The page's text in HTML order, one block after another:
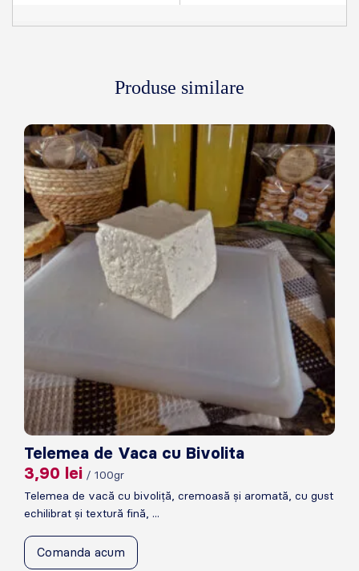
Produse similare
Telemea de Vaca cu Bivolita
3,90 lei / 100gr
Telemea de vacă cu bivoliță, cremoasă și aromată, cu gust
echilibrat și textură fină, ...
Comanda acum